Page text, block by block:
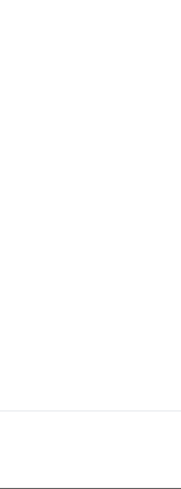
+ charcuteries
chaud + pain et
une fois par
mangé plus